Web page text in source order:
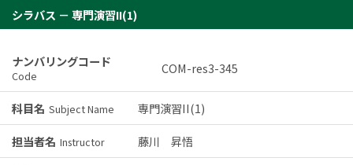
シラバス － 専門演習II(1)
ナンバリングコード
Code COM-res3-345
科目名 Subject Name
専門演習II(1)
担当者名 Instructor
藤川 昇悟